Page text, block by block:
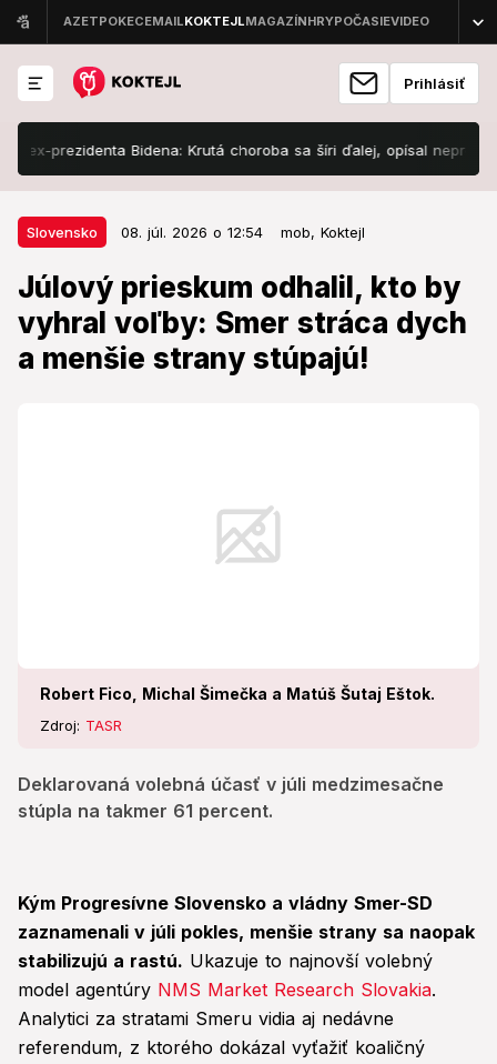
Prihlásiť
Bidena: Krutá choroba sa šíri ďalej, opísal
Slovensko 08. júl. 2026 o 12:54 mob, Koktejl
Júlový prieskum odhalil, kto by
vyhral voľby: Smer stráca dych
a menšie strany stúpajú!
Robert Fico, Michal Šimečka a Matúš Šutaj Eštok.
Zdroj: TASR
Deklarovaná volebná účasť v júli medzimesačne
stúpla na takmer 61 percent.
Slovensko 08. júl. 2026 o 12:54
Júlový prieskum odhalil, kto by
vyhral voľby: Smer stráca dych a
menšie strany stúpajú!
Kým Progresívne Slovensko a vládny Smer-SD
zaznamenali v júli pokles, menšie strany sa naopak
stabilizujú a rastú. Ukazuje to najnovší volebný
model agentúry NMS Market Research Slovakia.
Analytici za stratami Smeru vidia aj nedávne
referendum, z ktorého dokázal vyťažiť koaličný